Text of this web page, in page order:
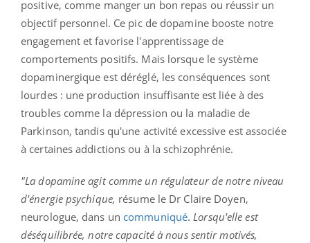
positive, comme manger un bon repas ou réussir un
objectif personnel. Ce pic de dopamine booste notre
engagement et favorise l'apprentissage de
comportements positifs. Mais lorsque le système
dopaminergique est déréglé, les conséquences sont
lourdes : une production insuffisante est liée à des
troubles comme la dépression ou la maladie de
Parkinson, tandis qu'une activité excessive est associée
à certaines addictions ou à la schizophrénie.
"La dopamine agit comme un régulateur de notre niveau
d'énergie psychique, résume le Dr Claire Doyen,
neurologue, dans un communiqué.Lorsqu'elle est
déséquilibrée, notre capacité à nous sentir motivés,